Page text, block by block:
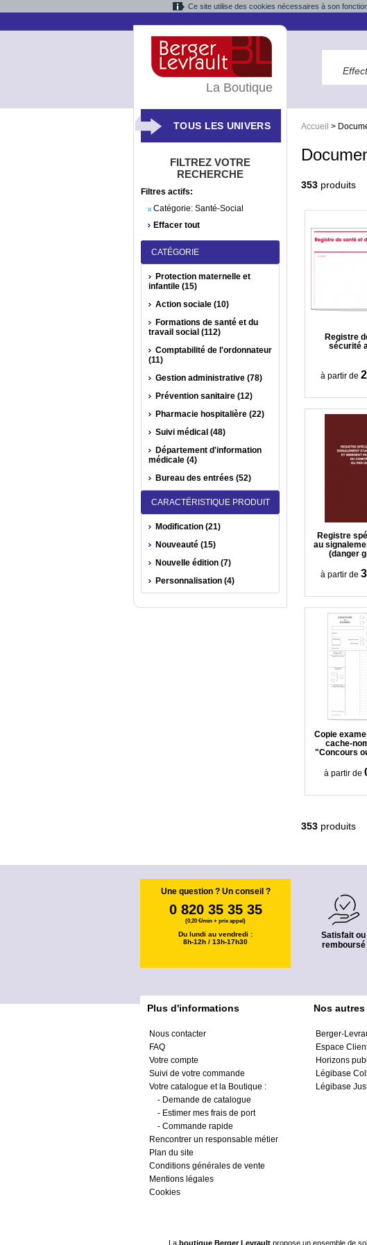
Ce site utilise des cookies nécessaires à son
Accueil >
353 produits
Registre
sécurité
à partir de
Registre
au
(danger
à partir de
Copie
cache-
"Concours
à partir de
353 produits
La Boutique
TOUS LES UNIVERS
FILTREZ VOTRE
RECHERCHE
Filtres actifs:
Catégorie: Santé-Social
Effacer tout
CATÉGORIE
Protection maternelle et
infantile (15)
Action sociale (10)
Formations de santé et du
travail social (112)
Comptabilité de l'ordonnateur
(11)
Gestion administrative (78)
Prévention sanitaire (12)
Pharmacie hospitalière (22)
Suivi médical (48)
Département d'information
médicale (4)
Bureau des entrées (52)
CARACTÉRISTIQUE PRODUIT
Modification (21)
Nouveauté (15)
Nouvelle édition (7)
Personnalisation (4)
Une question ? Un conseil ?
0 820 35 35 35
(0,20 €/min + prix appel)
Du lundi au vendredi :
8h-12h / 13h-17h30
Satisfait ou
remboursé
Plus d'informations
Nous contacter
FAQ
Votre compte
Suivi de votre commande
Votre catalogue et la Boutique :
- Demande de catalogue
- Estimer mes frais de port
- Commande rapide
Rencontrer un responsable métier
Plan du site
Conditions générales de vente
Mentions légales
Cookies
Nos
Berger-
Espace
Horizons
Légibase
Légibase
La boutique Berger Levraultpropose un ensemble de